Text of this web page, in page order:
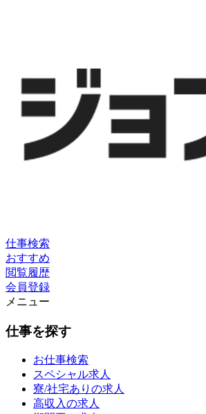
仕事検索
おすすめ
閲覧履歴
会員登録
メニュー
仕事を探す
お仕事検索
スペシャル求人
寮/社宅ありの求人
高収入の求人